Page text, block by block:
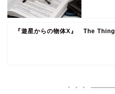
『遊星からの物体X』 The Thing